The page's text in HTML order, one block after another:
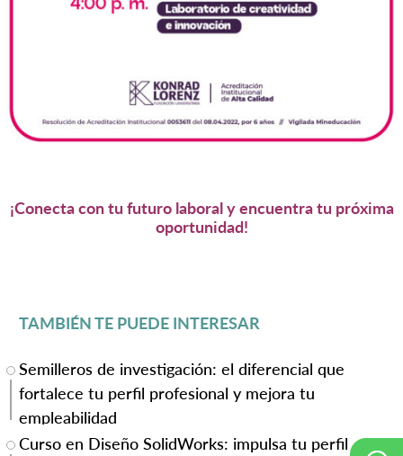
¡Conecta con tu futuro laboral y encuentra tu próxima
oportunidad!
TAMBIÉN TE PUEDE INTERESAR
Semilleros de investigación: el diferencial que
fortalece tu perfil profesional y mejora tu
empleabilidad
Curso en Diseño SolidWorks: impulsa tu perfil